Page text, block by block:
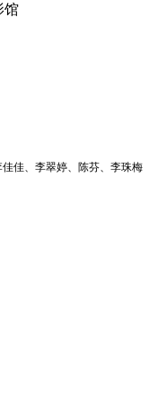
馆
佳、李翠婷、陈芬、李珠梅